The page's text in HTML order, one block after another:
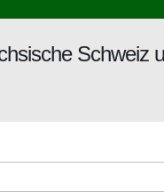
Schweiz